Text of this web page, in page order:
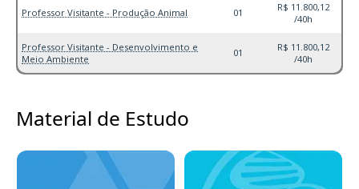
Professor Visitante - Produção Animal 01
R$ 11.800,12
/40h
Professor Visitante - Desenvolvimento e
Meio Ambiente
01
R$ 11.800,12
/40h
Material de Estudo